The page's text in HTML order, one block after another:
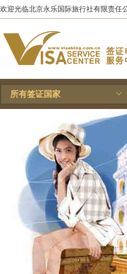
欢迎光临北京永乐国际旅行社有限责任
所有签证国家